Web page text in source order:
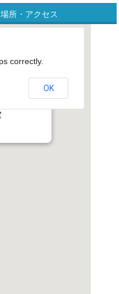
所・アクセス
correctly.
OK